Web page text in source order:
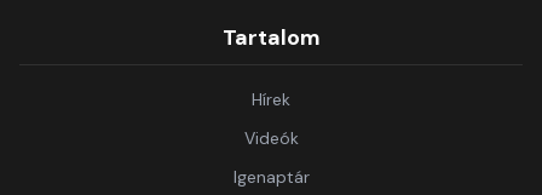
Tartalom
Hírek
Videók
Igenaptár